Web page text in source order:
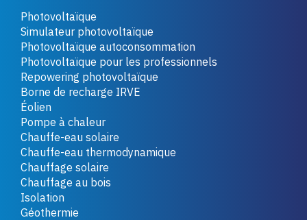
Photovoltaïque
Simulateur photovoltaïque
Photovoltaïque autoconsommation
Photovoltaïque pour les professionnels
Repowering photovoltaïque
Borne de recharge IRVE
Éolien
Pompe à chaleur
Chauffe-eau solaire
Chauffe-eau thermodynamique
Chauffage solaire
Chauffage au bois
Isolation
Géothermie